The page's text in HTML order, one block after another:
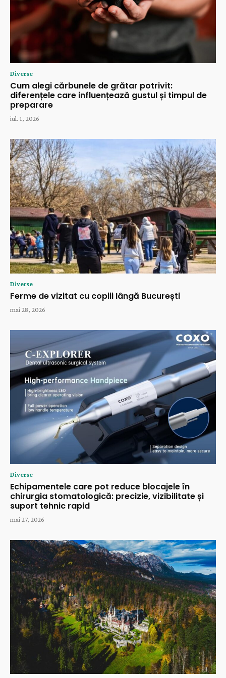
Diverse
Cum alegi cărbunele de grătar potrivit:
diferențele care influențează gustul și timpul de
preparare
iul. 1, 2026
Diverse
Ferme de vizitat cu copiii lângă București
mai 28, 2026
Diverse
Echipamentele care pot reduce blocajele în
chirurgia stomatologică: precizie, vizibilitate și
suport tehnic rapid
mai 27, 2026